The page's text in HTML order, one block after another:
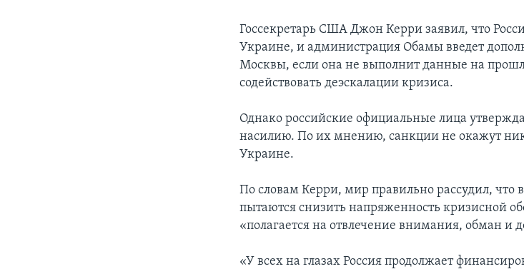
Госсекретарь США Джон Керри заявил, что
Украине, и администрация Обамы введет
Москвы, если она не выполнит данные на
содействовать деэскалации кризиса.
Однако российские официальные лица
насилию. По их мнению, санкции не окажут
Украине.
По словам Керри, мир правильно рассудил, что
пытаются снизить напряженность кризисной
«полагается на отвлечение внимания, обман и
«У всех на глазах Россия продолжает